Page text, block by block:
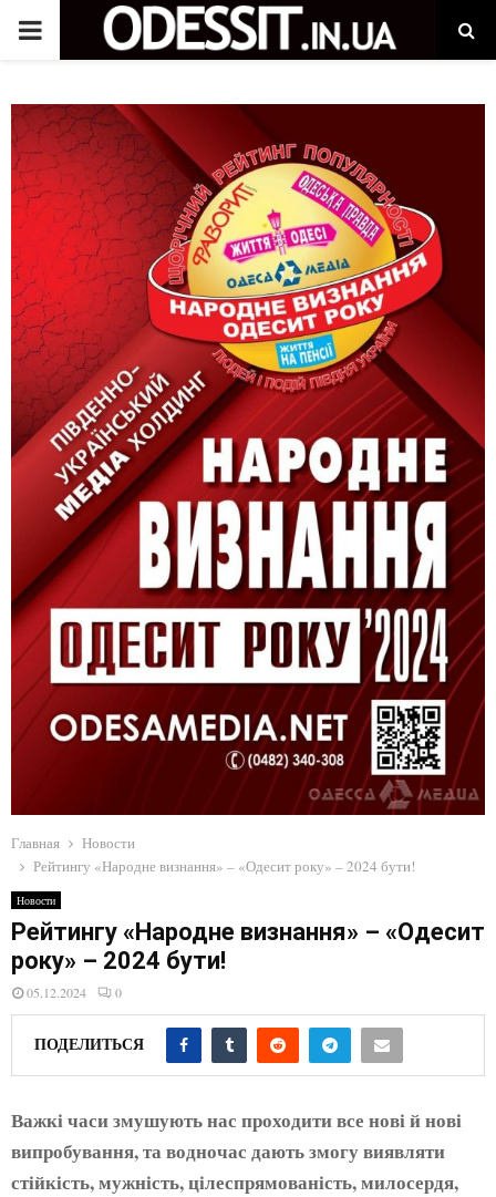
P
I
M
A
R
Y
M
N
U
Главная
Новости
Рейтингу «Народне визнання» – «Одесит року» – 2024 бути!
Новости
Рейтингу «Народне визнання» – «Одесит
року» – 2024 бути!
05.12.2024 0
ПОДЕЛИТЬСЯ
Важкі часи змушують нас проходити все нові й нові
випробування, та водночас дають змогу виявляти
стійкість, мужність, цілеспрямованість, милосердя,